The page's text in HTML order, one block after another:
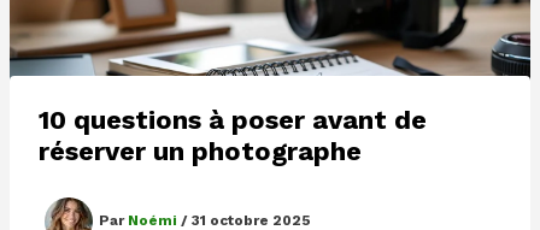
10 questions à poser avant de
réserver un photographe
Par Noémi / 31 octobre 2025